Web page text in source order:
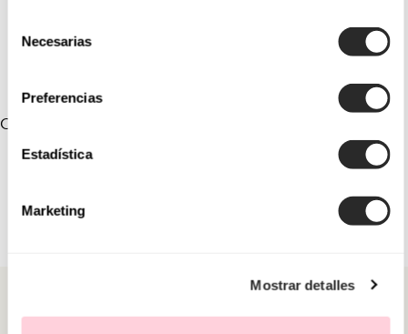
Necesarias
Preferencias
Estadística
Marketing
Mostrar detalles
COLEÇÕES VINCULADAS